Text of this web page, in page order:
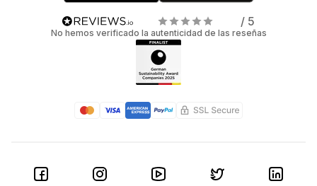
/ 5
No hemos verificado la autenticidad de las reseñas